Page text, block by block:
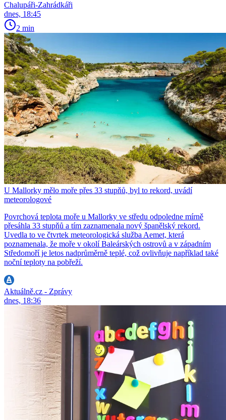
Chalupáři-Zahrádkáři
dnes, 18:45
2 min
U Mallorky mělo moře přes 33 stupňů, byl to rekord, uvádí
meteorologové
Povrchová teplota moře u Mallorky ve středu odpoledne mírně
přesáhla 33 stupňů a tím zaznamenala nový španělský rekord.
Uvedla to ve čtvrtek meteorologická služba Aemet, která
poznamenala, že moře v okolí Baleárských ostrovů a v západním
Středomoří je letos nadprůměrně teplé, což ovlivňuje například také
noční teploty na pobřeží.
Aktuálně.cz - Zprávy
dnes, 18:36